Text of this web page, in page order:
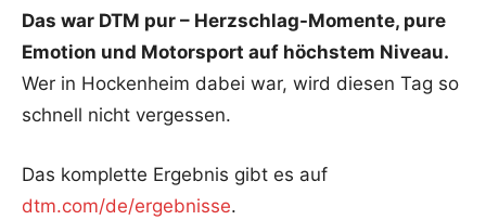
Das war DTM pur – Herzschlag-Momente, pure
Emotion und Motorsport auf höchstem Niveau.
Wer in Hockenheim dabei war, wird diesen Tag so
schnell nicht vergessen.
Das komplette Ergebnis gibt es auf
dtm.com/de/ergebnisse.